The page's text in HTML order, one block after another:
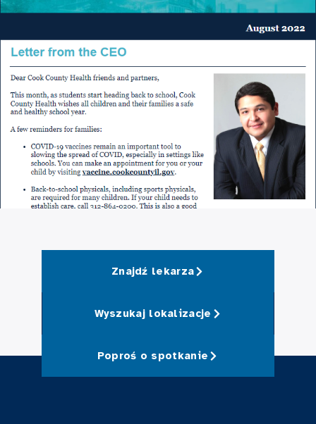
Znajdź lekarza
Wyszukaj lokalizacje
Poproś o spotkanie